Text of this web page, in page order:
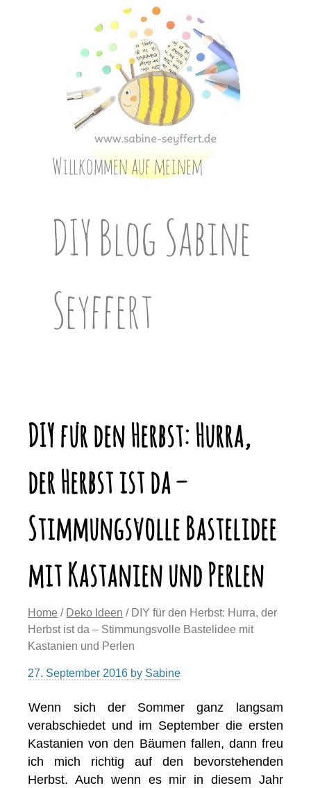
Willkommen auf meinem
DIY Blog Sabine
Seyffert
DIY für den Herbst: Hurra,
der Herbst ist da –
Stimmungsvolle Bastelidee
mit Kastanien und Perlen
Home / Deko Ideen / DIY für den Herbst: Hurra, der
Herbst ist da – Stimmungsvolle Bastelidee mit
Kastanien und Perlen
27. September 2016 by Sabine
Wenn sich der Sommer ganz langsam
verabschiedet und im September die ersten
Kastanien von den Bäumen fallen, dann freu
ich mich richtig auf den bevorstehenden
Herbst. Auch wenn es mir in diesem Jahr